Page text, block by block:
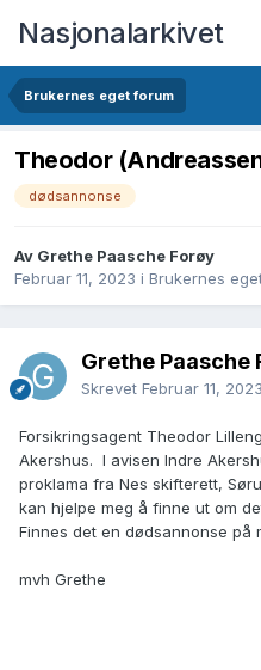
Nasjonalarkivet
Brukernes eget forum
Theodor
dødsannonse
Av Grethe Paasche Forøy
Februar 11, 2023 i Brukernes
Grethe Paasche
Skrevet Februar 11, 2023
Forsikringsagent Theodor
Akershus. I avisen Indre
proklama fra Nes skifterett,
kan hjelpe meg å finne ut om
Finnes det en dødsannonse på
mvh Grethe